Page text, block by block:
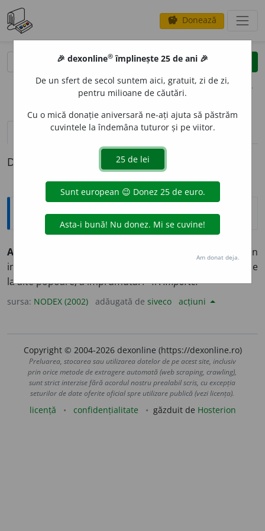
savings Donează
clear
opțiuni
definiții (1) pronunțievolume_up (16)
Definiția cu ID-ul 338212:
Explicative DEX
A IMPORT
A achiziționa prin
import. 2)
A lua și a adopta de
la alte popoare; a împrumuta. /<fr.importer
sursa: NODEX (2002) adăugată de siveco acțiuni
Copyright © 2004-2026 dexonline (https://dexonline.ro)
Preluarea, stocarea sau utilizarea datelor de pe acest site, inclusiv
prin orice metode de extragere automată (web scraping, crawling),
sunt strict interzise fără acordul nostru prealabil scris, cu excepția
seturilor de date oferite oficial spre utilizare publică (vezi licența).
licență confidențialitate găzduit de Hosterion
🎉 dexonline® împlinește 25 de ani 🎉
De un sfert de secol suntem aici, gratuit, zi de zi,
pentru milioane de căutări.
Cu o mică donație aniversară ne-ați ajuta să păstrăm
cuvintele la îndemâna tuturor și pe viitor.
Am donat deja.